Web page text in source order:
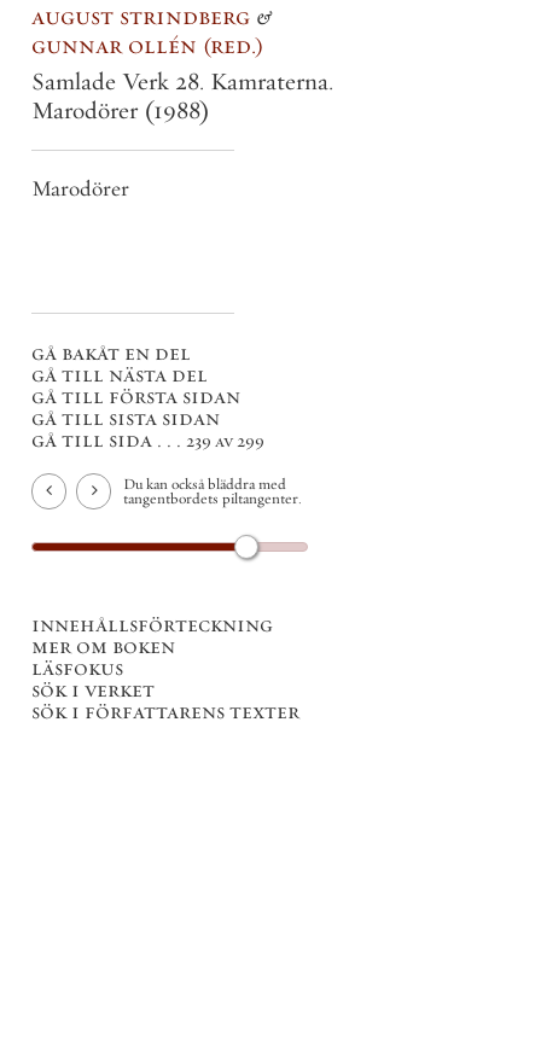
august strindberg &
gunnar ollén red.
Samlade Verk 28. Kamraterna.
Marodörer (1988)
Marodörer
gå bakåt en del
gå till nästa del
gå till första sidan
gå till sista sidan
gå till sida . . . 239 av 299
Du kan också bläddra med
tangentbordets piltangenter.
innehållsförteckning
mer om boken
läsfokus
sök i verket
sök i författarens texter